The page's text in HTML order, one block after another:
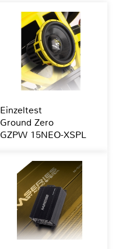
Einzeltest
Ground Zero
GZPW 15NEO-XSPL